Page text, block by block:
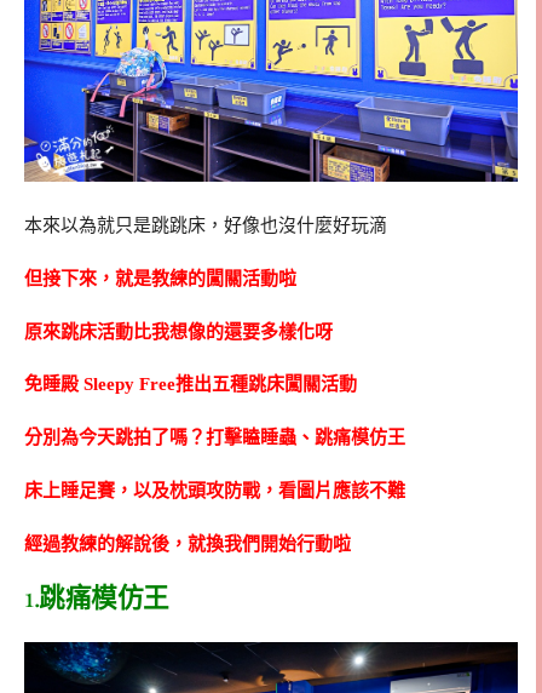
本來以為就只是跳跳床，好像也沒什麼好玩滴
但接下來，就是教練的闖關活動啦
原來跳床活動比我想像的還要多樣化呀
免睡殿 Sleepy Free推出五種跳床闖關活動
分別為今天跳拍了嗎？打擊瞌睡蟲、跳痛模仿王
床上睡足賽，以及枕頭攻防戰，看圖片應該不難
經過教練的解說後，就換我們開始行動啦
1.跳痛模仿王